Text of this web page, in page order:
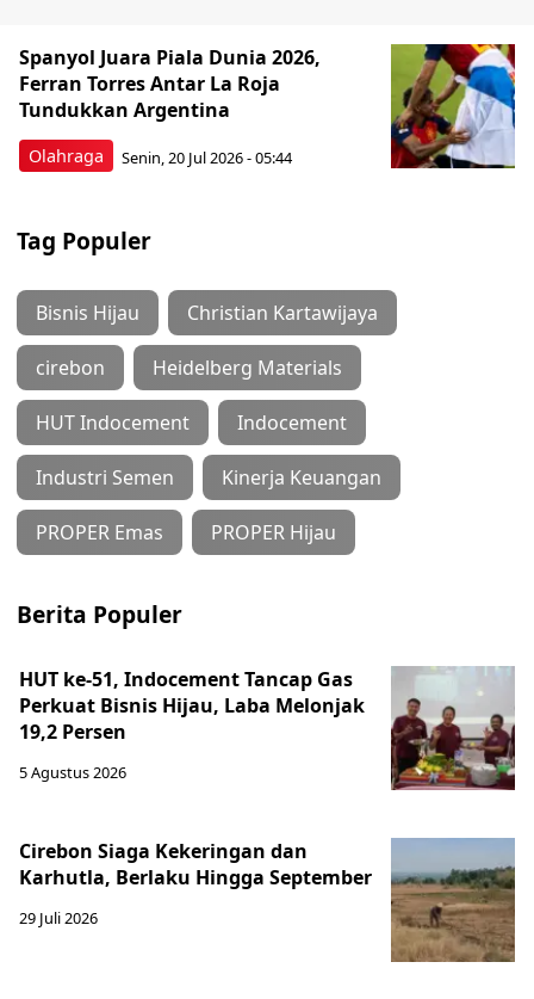
Olahraga
Spanyol Juara Piala Dunia 2026,
Ferran Torres Antar La Roja
Tundukkan Argentina
Senin, 20 Jul 2026 - 05:44
Tag Populer
Bisnis Hijau Christian Kartawijaya
cirebon Heidelberg Materials
HUT Indocement Indocement
Industri Semen Kinerja Keuangan
PROPER Emas PROPER Hijau
Berita Populer
HUT ke-51, Indocement Tancap Gas
Perkuat Bisnis Hijau, Laba Melonjak
19,2 Persen
5 Agustus 2026
Cirebon Siaga Kekeringan dan
Karhutla, Berlaku Hingga September
29 Juli 2026